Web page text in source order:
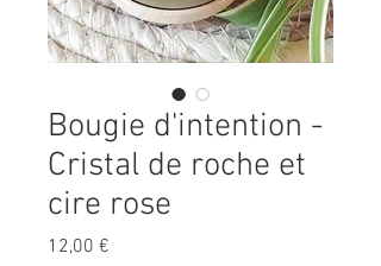
Bougie d'intention -
Cristal de roche et
cire rose
12,00 €